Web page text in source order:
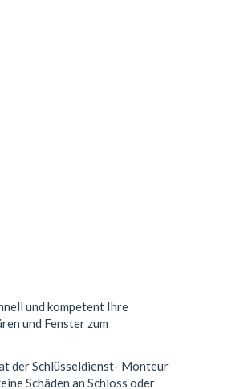
und kompetent Ihre
und Fenster zum
der Schlüsseldienst- Monteur
Schäden an Schloss oder